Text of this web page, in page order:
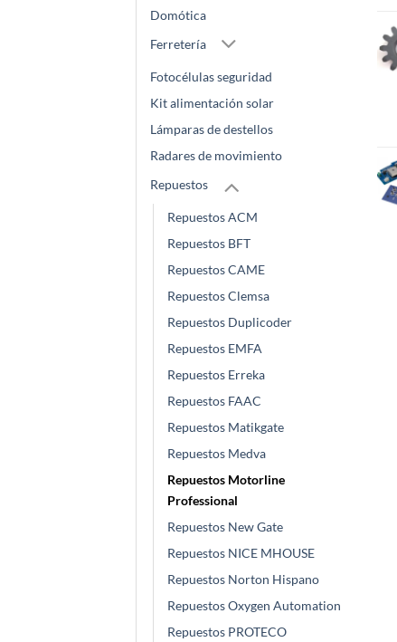
Domótica
Ferretería
Fotocélulas seguridad
Kit alimentación solar
Lámparas de destellos
Radares de movimiento
Repuestos
Repuestos ACM
Repuestos BFT
Repuestos CAME
Repuestos Clemsa
Repuestos Duplicoder
Repuestos EMFA
Repuestos Erreka
Repuestos FAAC
Repuestos Matikgate
Repuestos Medva
Repuestos Motorline
Professional
Repuestos New Gate
Repuestos NICE MHOUSE
Repuestos Norton Hispano
Repuestos Oxygen Automation
Repuestos PROTECO